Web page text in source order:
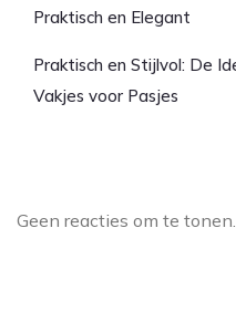
Praktisch en Elegant
Praktisch en Stijlvol: De
Vakjes voor Pasjes
Geen reacties om te tonen.